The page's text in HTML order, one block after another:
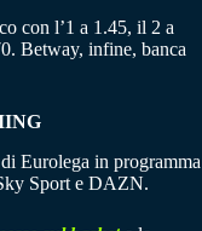
con l’1 a 1.45, il 2 a
Betway, infine, banca
Eurolega in programma
Sport e DAZN.